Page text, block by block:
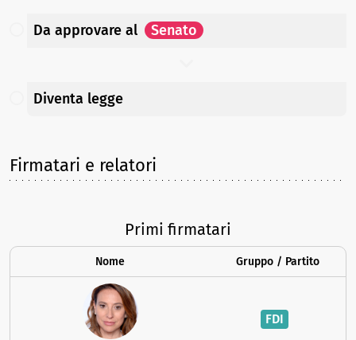
Da approvare al Senato
Diventa legge
Firmatari e relatori
Primi firmatari
Nome Gruppo / Partito
FDI